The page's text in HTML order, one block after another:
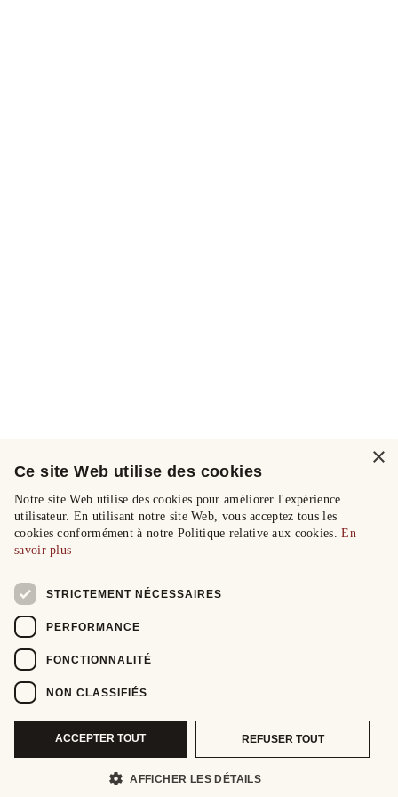
×
Ce site Web utilise des cookies
Notre site Web utilise des cookies pour améliorer l'expérience
utilisateur. En utilisant notre site Web, vous acceptez tous les
cookies conformément à notre Politique relative aux cookies.En
savoir plus
STRICTEMENT NÉCESSAIRES
PERFORMANCE
FONCTIONNALITÉ
NON CLASSIFIÉS
ACCEPTER TOUT REFUSER TOUT
AFFICHER LES DÉTAILS